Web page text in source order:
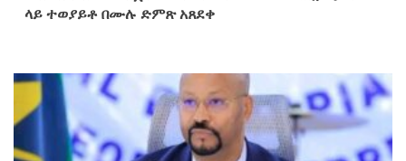
ላይ ተወያይቶ በሙሉ ድምጽ አጸደቀ